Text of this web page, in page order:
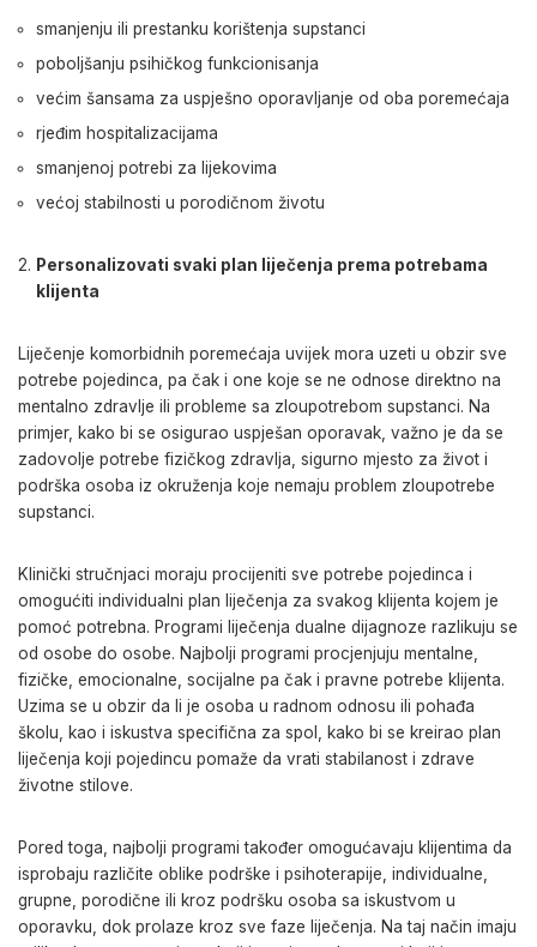
smanjenju ili prestanku korištenja supstanci
poboljšanju psihičkog funkcionisanja
većim šansama za uspješno oporavljanje od oba poremećaja
rjeđim hospitalizacijama
smanjenoj potrebi za lijekovima
većoj stabilnosti u porodičnom životu
Personalizovati svaki plan liječenja prema potrebama
klijenta
Liječenje komorbidnih poremećaja uvijek mora uzeti u obzir sve
potrebe pojedinca, pa čak i one koje se ne odnose direktno na
mentalno zdravlje ili probleme sa zloupotrebom supstanci. Na
primjer, kako bi se osigurao uspješan oporavak, važno je da se
zadovolje potrebe fizičkog zdravlja, sigurno mjesto za život i
podrška osoba iz okruženja koje nemaju problem zloupotrebe
supstanci.
Klinički stručnjaci moraju procijeniti sve potrebe pojedinca i
omogućiti individualni plan liječenja za svakog klijenta kojem je
pomoć potrebna. Programi liječenja dualne dijagnoze razlikuju se
od osobe do osobe. Najbolji programi procjenjuju mentalne,
fizičke, emocionalne, socijalne pa čak i pravne potrebe klijenta.
Uzima se u obzir da li je osoba u radnom odnosu ili pohađa
školu, kao i iskustva specifična za spol, kako bi se kreirao plan
liječenja koji pojedincu pomaže da vrati stabilanost i zdrave
životne stilove.
Pored toga, najbolji programi također omogućavaju klijentima da
isprobaju različite oblike podrške i psihoterapije, individualne,
grupne, porodične ili kroz podršku osoba sa iskustvom u
oporavku, dok prolaze kroz sve faze liječenja. Na taj način imaju